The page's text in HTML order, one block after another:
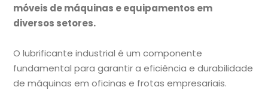
móveis de máquinas e equipamentos em
diversos setores.
O lubrificante industrial é um componente
fundamental para garantir a eficiência e durabilidade
de máquinas em oficinas e frotas empresariais.